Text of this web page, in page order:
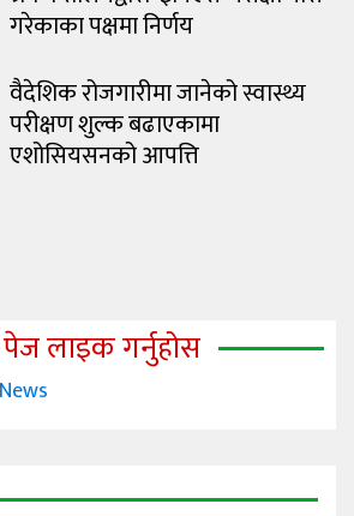
गरेकाका पक्षमा निर्णय
वैदेशिक रोजगारीमा जानेको स्वास्थ्य
परीक्षण शुल्क बढाएकामा
एशोसियसनको आपत्ति
लाइक गर्नुहोस